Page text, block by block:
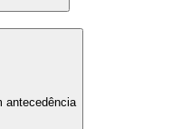
antecedência